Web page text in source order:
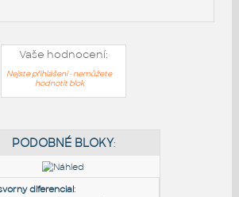
Vaše hodnocení:
Nejste přihlášeni - nemůžete
hodnotit blok